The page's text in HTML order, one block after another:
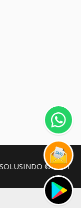
SOLUSINDO © 2021